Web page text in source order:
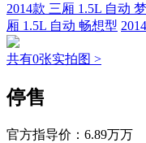
2014款 三厢 1.5L 自动
厢 1.5L 自动 畅想型
共有0张实拍图 >
停售
官方指导价： 6.89万万